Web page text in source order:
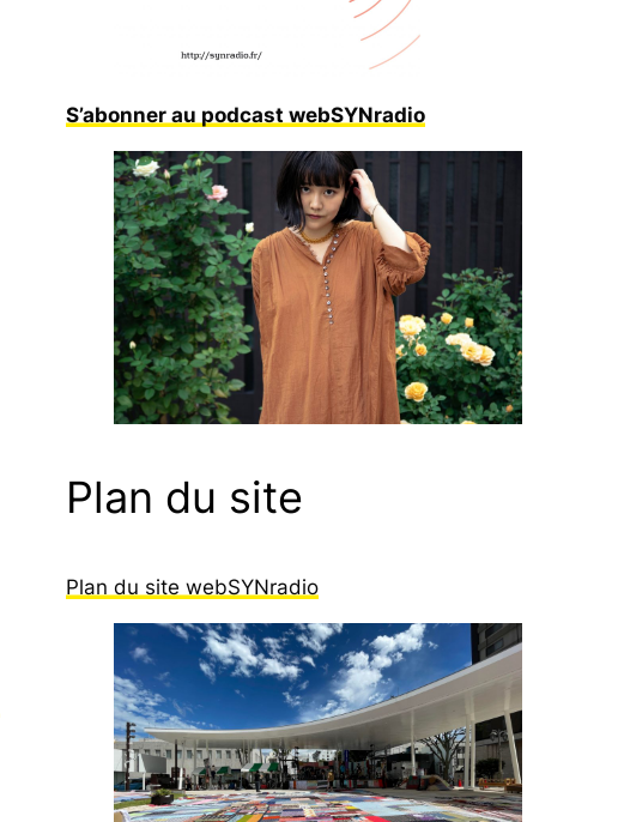
S’abonner au podcast webSYNradio
Plan du site
Plan du site webSYNradio